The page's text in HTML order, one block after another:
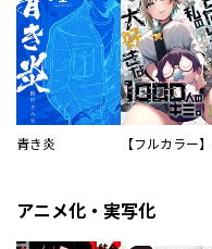
青き炎
アニメ化・実写化